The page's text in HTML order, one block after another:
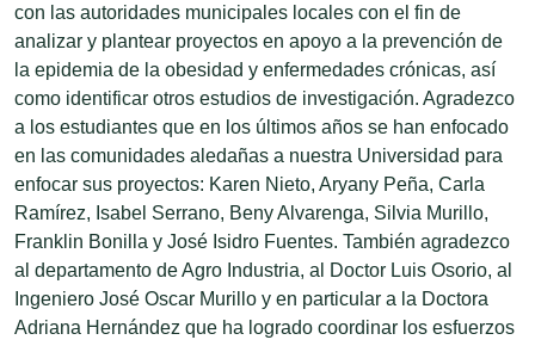
con las autoridades municipales locales con el fin de
analizar y plantear proyectos en apoyo a la prevención de
la epidemia de la obesidad y enfermedades crónicas, así
como identificar otros estudios de investigación. Agradezco
a los estudiantes que en los últimos años se han enfocado
en las comunidades aledañas a nuestra Universidad para
enfocar sus proyectos: Karen Nieto, Aryany Peña, Carla
Ramírez, Isabel Serrano, Beny Alvarenga, Silvia Murillo,
Franklin Bonilla y José Isidro Fuentes. También agradezco
al departamento de Agro Industria, al Doctor Luis Osorio, al
Ingeniero José Oscar Murillo y en particular a la Doctora
Adriana Hernández que ha logrado coordinar los esfuerzos